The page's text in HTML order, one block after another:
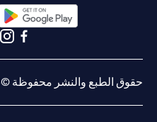
حقوق الطبع والنشر محفوظة ©2026 سيتي جروب انك.